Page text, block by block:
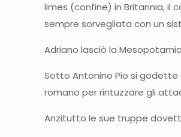
limes (confine) in Britannia, il
sempre sorvegliata con un
Adriano lasciò la
Sotto Antonino Pio si godette
romano per rintuzzare gli
Anzitutto le sue truppe